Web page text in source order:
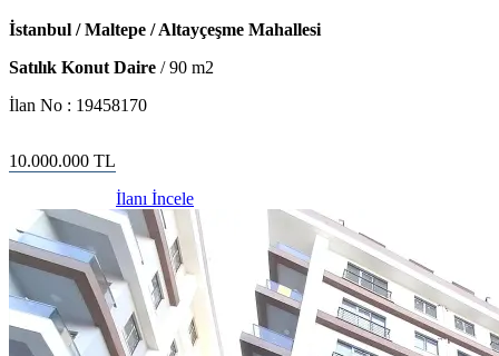
İstanbul / Maltepe / Altayçeşme Mahallesi
Satılık Konut Daire /90 m2
İlan No : 19458170
10.000.000 TL
İlanı İncele